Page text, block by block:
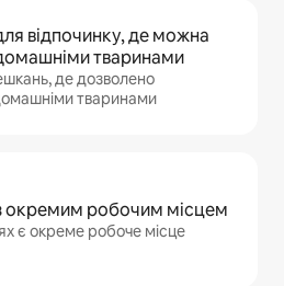
відпочинку, де можна
тваринами
де дозволено
тваринами
окремим робочим місцем
є окреме робоче місце